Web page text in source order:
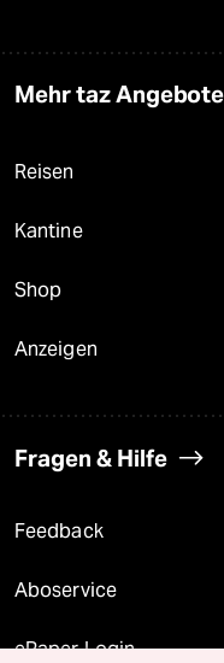
Mehr taz Angebote
Reisen
Kantine
Shop
Anzeigen
Fragen & Hilfe
Feedback
Aboservice
ePaper Login